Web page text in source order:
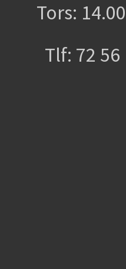
Tors:
Tlf: 72 56